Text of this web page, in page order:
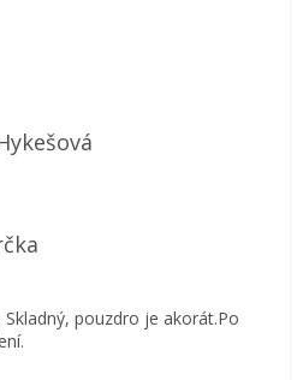
je 5 z 5 hvězdiček.
je 5 z 5 hvězdiček.
je 5 z 5 hvězdiček.
pouzdro je akorát.Po